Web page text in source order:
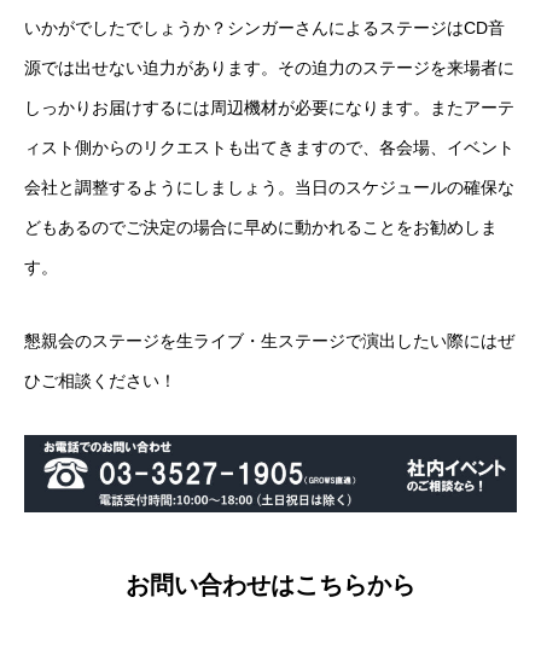
いかがでしたでしょうか？シンガーさんによるステージはCD音
源では出せない迫力があります。その迫力のステージを来場者に
しっかりお届けするには周辺機材が必要になります。またアーテ
ィスト側からのリクエストも出てきますので、各会場、イベント
会社と調整するようにしましょう。当日のスケジュールの確保な
どもあるのでご決定の場合に早めに動かれることをお勧めしま
す。
懇親会のステージを生ライブ・生ステージで演出したい際にはぜ
ひご相談ください！
お問い合わせはこちらから